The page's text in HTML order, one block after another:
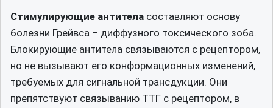
Стимулирующие антитела составляют основу
болезни Грейвса – диффузного токсического зоба.
Блокирующие антитела связываются с рецептором,
но не вызывают его конформационных изменений,
требуемых для сигнальной трансдукции. Они
препятствуют связыванию ТТГ с рецептором, в